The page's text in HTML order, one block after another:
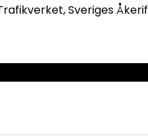
Sveriges